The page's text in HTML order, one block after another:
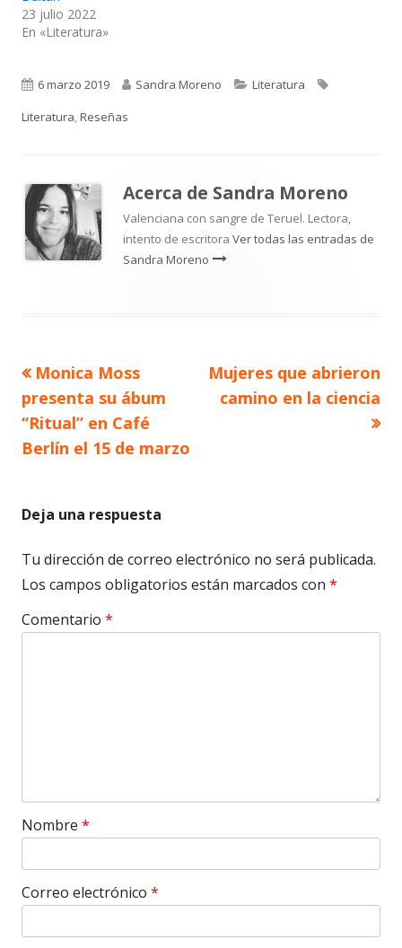
23 julio 2022
En «Literatura»
Publicado
el
6 marzo 2019 Autor
Sandra Moreno Categorías
Literatura
Literatura,Reseñas
Acerca de Sandra Moreno
Valenciana con sangre de Teruel. Lectora,
intento de escritora Ver todas las entradas de
Sandra Moreno
Navegación
de
entradas
Artículo
anterior
Monica Moss
presenta su ábum
“Ritual” en Café
Berlín el 15 de marzo
Artículo
siguiente
Mujeres que abrieron
camino en la ciencia
Deja una respuesta
Tu dirección de correo electrónico no será publicada.
Los campos obligatorios están marcados con *
Comentario *
Nombre *
Correo electrónico *